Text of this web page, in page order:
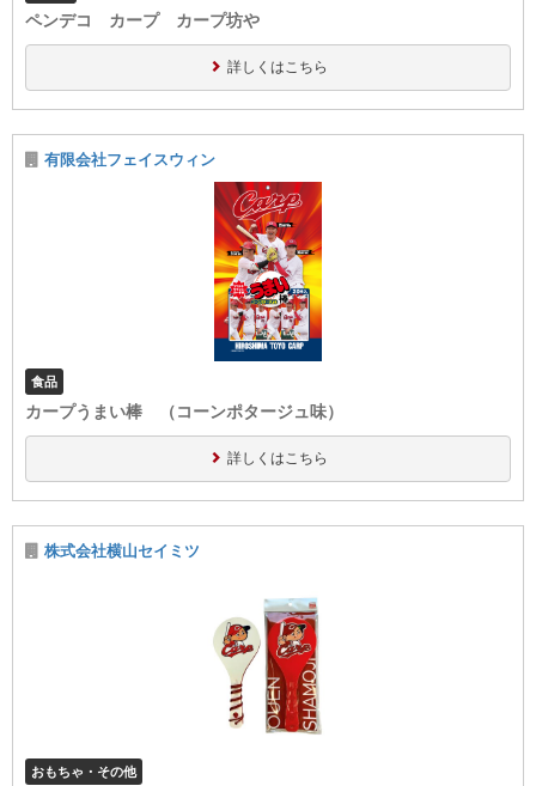
ペンデコ カープ カープ坊や
詳しくはこちら
有限会社フェイスウィン
食品
カープうまい棒 （コーンポタージュ味）
詳しくはこちら
株式会社横山セイミツ
おもちゃ・その他